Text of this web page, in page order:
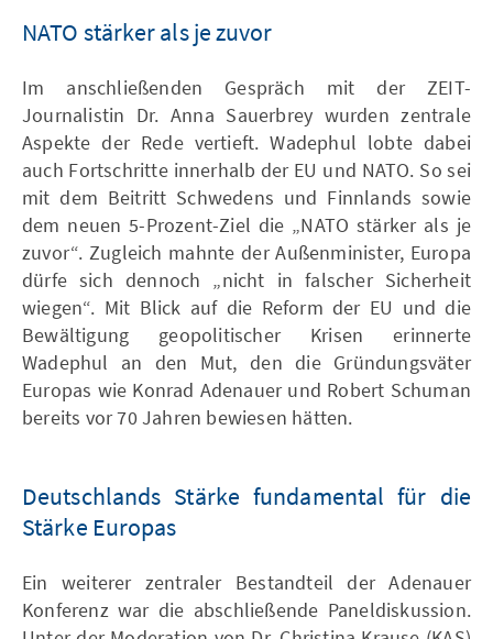
NATO stärker als je zuvor
Im anschließenden Gespräch mit der ZEIT-
Journalistin Dr. Anna Sauerbrey wurden zentrale
Aspekte der Rede vertieft. Wadephul lobte dabei
auch Fortschritte innerhalb der EU und NATO. So sei
mit dem Beitritt Schwedens und Finnlands sowie
dem neuen 5-Prozent-Ziel die „NATO stärker als je
zuvor“. Zugleich mahnte der Außenminister, Europa
dürfe sich dennoch „nicht in falscher Sicherheit
wiegen“. Mit Blick auf die Reform der EU und die
Bewältigung geopolitischer Krisen erinnerte
Wadephul an den Mut, den die Gründungsväter
Europas wie Konrad Adenauer und Robert Schuman
bereits vor 70 Jahren bewiesen hätten.
Deutschlands Stärke fundamental für die
Stärke Europas
Ein weiterer zentraler Bestandteil der Adenauer
Konferenz war die abschließende Paneldiskussion.